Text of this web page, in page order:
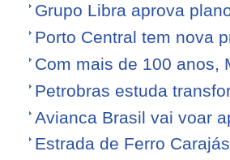
Grupo Libra aprova
Porto Central tem nova
Com mais de 100 anos,
Petrobras estuda
Avianca Brasil vai voar
Estrada de Ferro